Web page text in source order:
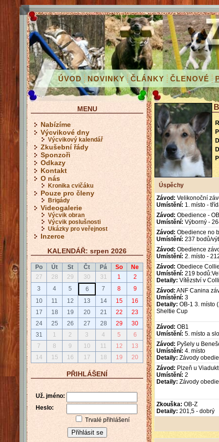
ÚVOD NOVINKY ČLÁNKY ČLENOVÉ
Úspěchy
Závod: Velikonoční
Umístění: 1. místo -
Závod: Obedience -
Umístění: Výborný -
Závod: Obedience no
Umístění: 237 bodů/
Závod: Obedience
Umístění: 2. místo -
Závod: Obediece
Umístění: 219
Detaily: Vítězství v
Závod: ANF Canina
Umístění: 3
Detaily: OB-1 3. místo
Sheltie Cup
Závod: OB1
Umístění: 5. místo a
Závod: Pyšely u
Umístění: 4. místo
Detaily: Závody
Závod: Plzeň u
Umístění: 2
Detaily: Závody
Zkouška: OB-Z
Detaily: 201,5 - dobrý
MENU
Nabízíme
Výcvikové dny
Výcvikový kalendář
Zkušební řády
Sponzoři
Odkazy
Kontakt
O nás
Kronika cvičáku
Pouze pro členy
Brigády
Videogalerie
Výcvik obran
Výcvik poslušnosti
Ukázky pro veřejnost
Inzerce
KALENDÁŘ: srpen 2026
Po Út St Čt Pá So
Ne
27
28 29 30 31 1
2
3
4 5 6 7 8
9
10
11 12 13 14 15
16
17
18 19 20 21 22
23
24
25 26 27 28 29
30
31
1 2 3 4 5
6
7
8 9 10 11 12
13
14
15 16 17 18 19 20
PŘIHLÁŠENÍ
Už. jméno:
Heslo:
Trvalé přihlášení